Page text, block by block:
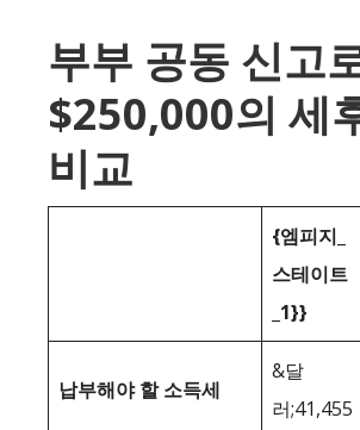
부부 공동 신고
$250,000의 세
비교
{엠피지_
스테이트
_1}}
납부해야 할 소득세
&달
러;41,455